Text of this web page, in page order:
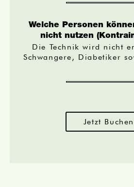
Welche Personen
nicht nutzen
Die Technik wird nicht
Schwangere, Diabetiker
Jetzt Buchen